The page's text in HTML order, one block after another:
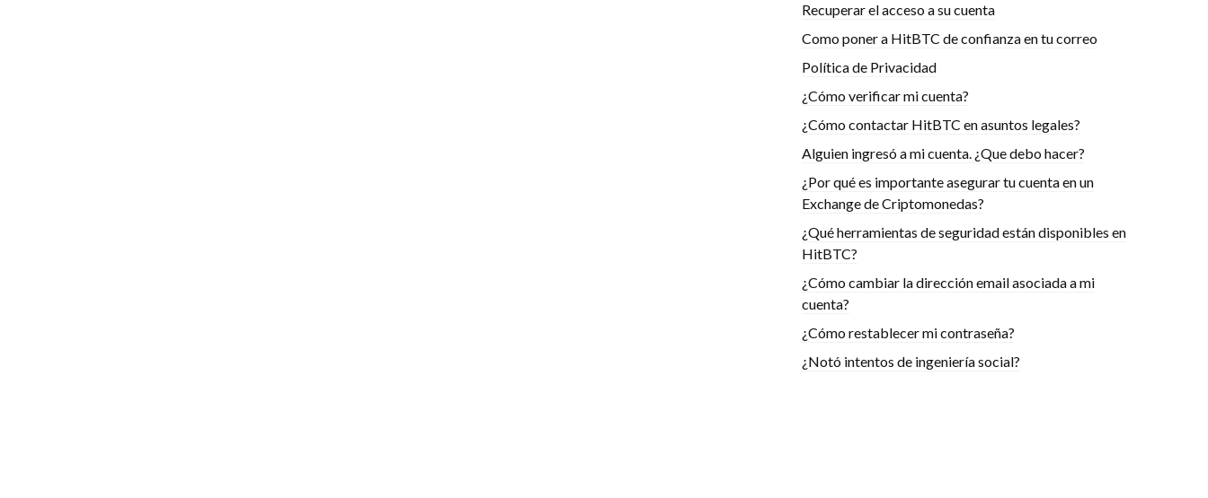
Recuperar el acceso a su cuenta
Como poner a HitBTC de confianza en tu correo
Política de Privacidad
¿Cómo verificar mi cuenta?
¿Cómo contactar HitBTC en asuntos legales?
Alguien ingresó a mi cuenta. ¿Que debo hacer?
¿Por qué es importante asegurar tu cuenta en un
Exchange de Criptomonedas?
¿Qué herramientas de seguridad están disponibles en
HitBTC?
¿Cómo cambiar la dirección email asociada a mi
cuenta?
¿Cómo restablecer mi contraseña?
¿Notó intentos de ingeniería social?